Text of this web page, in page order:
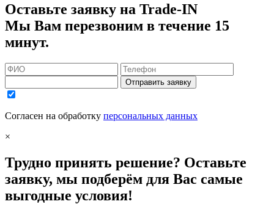
Оставьте заявку на Trade-IN
Мы Вам перезвоним в течение 15
минут.
Отправить заявку
Согласен на обработку персональных данных
×
Трудно принять решение? Оставьте
заявку, мы подберём для Вас самые
выгодные условия!